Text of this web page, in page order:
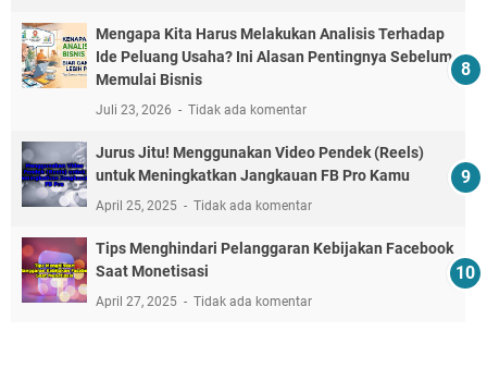
Mengapa Kita Harus Melakukan Analisis Terhadap
Ide Peluang Usaha? Ini Alasan Pentingnya Sebelum
Memulai Bisnis
Juli 23, 2026 Tidak ada komentar
Jurus Jitu! Menggunakan Video Pendek (Reels)
untuk Meningkatkan Jangkauan FB Pro Kamu
April 25, 2025 Tidak ada komentar
Tips Menghindari Pelanggaran Kebijakan Facebook
Saat Monetisasi
April 27, 2025 Tidak ada komentar